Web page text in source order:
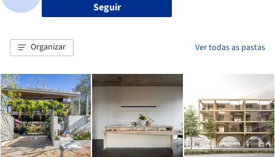
Seguir
Organizar Ver todas as pastas